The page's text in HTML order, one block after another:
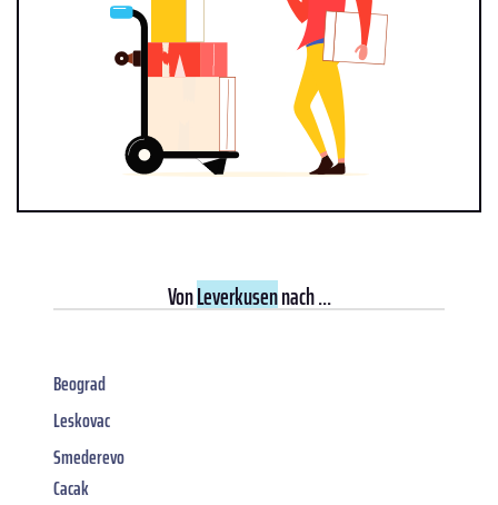
VonLeverkusennach ...
Beograd
Leskovac
Smederevo
Cacak